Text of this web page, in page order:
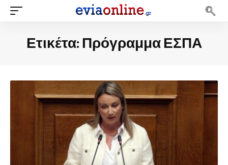
Ετικέτα: Πρόγραμμα ΕΣΠΑ